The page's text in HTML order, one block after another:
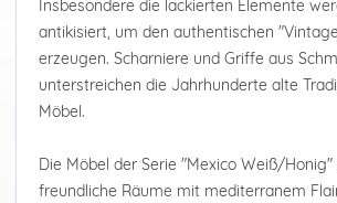
Insbesondere die lackierten Elemente
antikisiert, um den authentischen
erzeugen. Scharniere und Griffe aus
unterstreichen die Jahrhunderte alte
Möbel.
Die Möbel der Serie "Mexico Weiß/
freundliche Räume mit mediterranem